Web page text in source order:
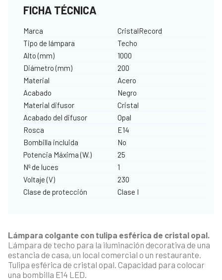
FICHA TÉCNICA
Marca
CristalRecord
Tipo de lámpara
Techo
Alto (mm)
1000
Diámetro (mm)
200
Material
Acero
Acabado
Negro
Material difusor
Cristal
Acabado del difusor
Opal
Rosca
E14
Bombilla incluida
No
Potencia Máxima (W.)
25
Nº de luces
1
Voltaje (V)
230
Clase de protección
Clase I
Lámpara colgante con tulipa esférica de cristal opal.
Lámpara de techo para la iluminación decorativa de una
estancia de casa, un local comercial o un restaurante.
Tulipa esférica de cristal opal. Capacidad para colocar
una bombilla E14 LED.